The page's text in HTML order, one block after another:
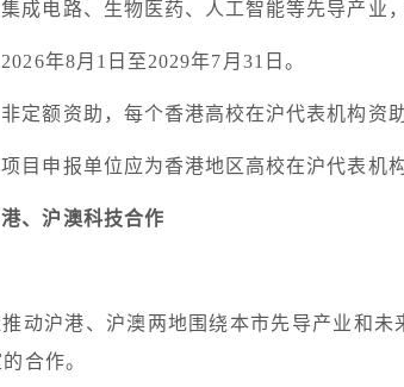
成电路、生物医药、人工智能等先导产业
2026年8月 1 日至2029年7 月 31 日。
定额资助，每个香港高校在沪代表机构资
目申报单位应为香港地区高校在沪代表机构
、沪澳科技合作
动沪港、沪澳两地围绕本市先导产业和
合作。